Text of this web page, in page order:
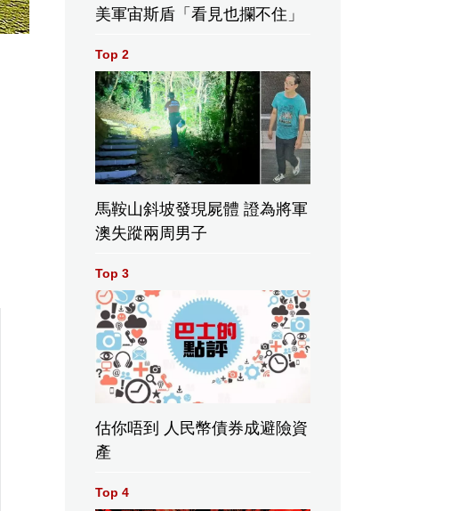
美軍宙斯盾「看見也攔不住」
Top 2
馬鞍山斜坡發現屍體 證為將軍
澳失蹤兩周男子
Top 3
估你唔到 人民幣債券成避險資
產
Top 4